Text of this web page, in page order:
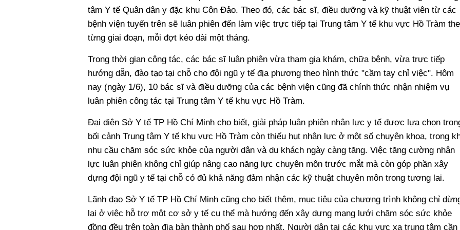
tâm Y tế Quân dân y đặc khu Côn Đảo. Theo đó, các bác sĩ, điều dưỡng và kỹ thuật viên từ các
bệnh viện tuyến trên sẽ luân phiên đến làm việc trực tiếp tại Trung tâm Y tế khu vực Hồ Tràm
từng giai đoạn, mỗi đợt kéo dài một tháng.
Trong thời gian công tác, các bác sĩ luân phiên vừa tham gia khám, chữa bệnh, vừa trực tiếp
hướng dẫn, đào tạo tại chỗ cho đội ngũ y tế địa phương theo hình thức "cầm tay chỉ việc". Hôm
nay (ngày 1/6), 10 bác sĩ và điều dưỡng của các bệnh viện cũng đã chính thức nhận nhiệm vụ
luân phiên công tác tại Trung tâm Y tế khu vực Hồ Tràm.
Đại diện Sở Y tế TP Hồ Chí Minh cho biết, giải pháp luân phiên nhân lực y tế được lựa chọn
bối cảnh Trung tâm Y tế khu vực Hồ Tràm còn thiếu hụt nhân lực ở một số chuyên khoa, trong
nhu cầu chăm sóc sức khỏe của người dân và du khách ngày càng tăng. Việc tăng cường nhân
lực luân phiên không chỉ giúp nâng cao năng lực chuyên môn trước mắt mà còn góp phần xây
dựng đội ngũ y tế tại chỗ có đủ khả năng đảm nhận các kỹ thuật chuyên môn trong tương lai.
Lãnh đạo Sở Y tế TP Hồ Chí Minh cũng cho biết thêm, mục tiêu của chương trình không chỉ
lại ở việc hỗ trợ một cơ sở y tế cụ thể mà hướng đến xây dựng mạng lưới chăm sóc sức khỏe
đồng đều trên toàn địa bàn thành phố sau hợp nhất. Người dân tại các khu vực xa trung tâm cần